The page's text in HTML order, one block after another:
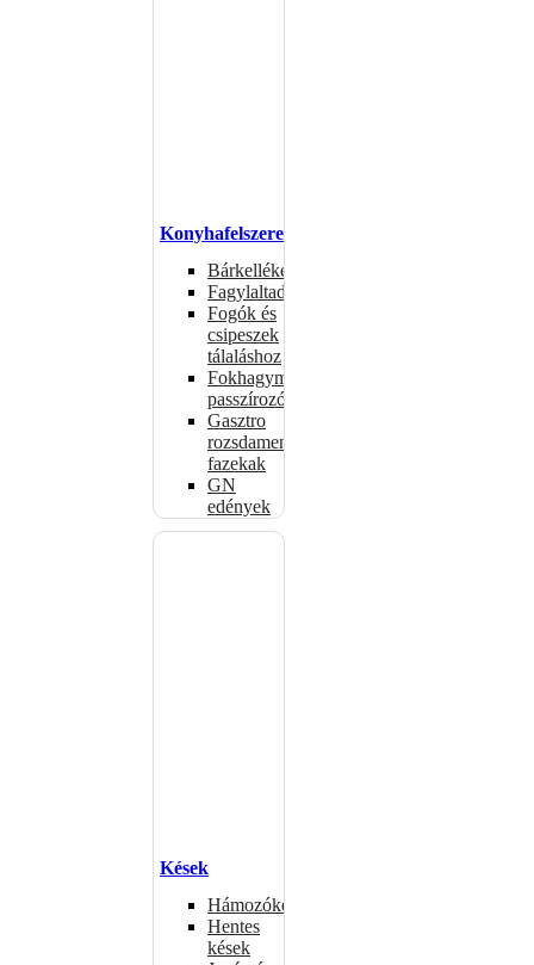
Konyhafelszerelés
Bárkellékek
Fagylaltadagolók
Fogók és
csipeszek
tálaláshoz
Fokhagymaprések,
passzírozók
Gasztro
rozsdamentes
fazekak
GN
edények
Kések
Hámozókések
Hentes
kések